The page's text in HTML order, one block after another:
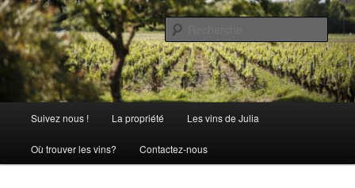
Aller
au
contenu
principal
Aller
au
contenu
secondaireChâteau Julia
La passion comme tradition
principal
Suivez nous ! La propriété Les vins de Julia
Où trouver les vins? Contactez-nous